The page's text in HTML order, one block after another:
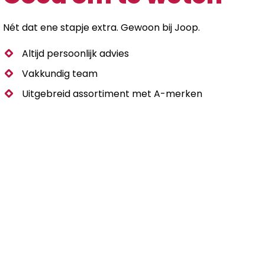
/
i31
/
i31
-
F14
Nét dat ene stapje extra. Gewoon bij Joop.
Altijd persoonlijk advies
Vakkundig team
Uitgebreid assortiment met A-merken